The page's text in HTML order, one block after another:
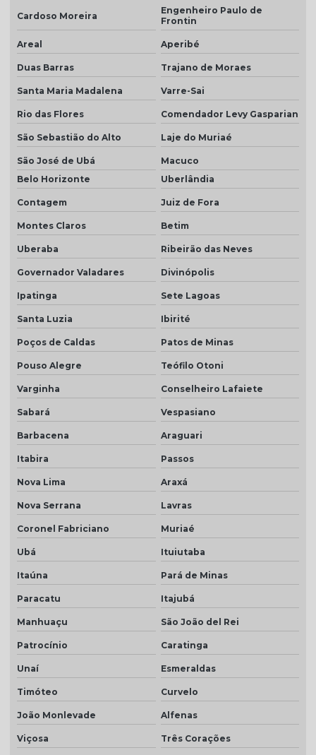
Telha natural romana
Telha palha
Telha palha mesclada
Telha piso esmaltada
Telha plan cerâmica
Telha plan colonial
Telha plan por m2
Telha plan natural
Telha plan preço
Telha plan resinada
Telha porcelanato
Telha porcelanato branca
Telha porcelanato preço
Telha portuguesa por metro quadrado
Telha portuguesa natural
Telha portuguesa resinada
Telha portuguesa resinada preço
Telha resinada
Telha resinada branca
Telha resinada marfim
Telha resinada portuguesa
Telha resinada preço
Telha resinada romana
Telha romana branca natural
Cardoso Moreira
Engenheiro Paulo de
Frontin
Areal Aperibé
Duas Barras Trajano de Moraes
Santa Maria Madalena Varre-Sai
Rio das Flores Comendador Levy Gasparian
São Sebastião do Alto Laje do Muriaé
São José de Ubá
Macuco
Belo Horizonte
Uberlândia
Contagem Juiz de Fora
Montes Claros Betim
Uberaba Ribeirão das Neves
Governador Valadares Divinópolis
Ipatinga Sete Lagoas
Santa Luzia Ibirité
Poços de Caldas Patos de Minas
Pouso Alegre Teófilo Otoni
Varginha Conselheiro Lafaiete
Sabará Vespasiano
Barbacena Araguari
Itabira Passos
Nova Lima Araxá
Nova Serrana Lavras
Coronel Fabriciano Muriaé
Ubá Ituiutaba
Itaúna Pará de Minas
Paracatu Itajubá
Manhuaçu São João del Rei
Patrocínio Caratinga
Unaí Esmeraldas
Timóteo Curvelo
João Monlevade Alfenas
Viçosa Três Corações